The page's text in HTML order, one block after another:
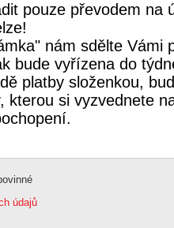
pouze převodem na
nám sdělte Vámi
bude vyřízena do
platby složenkou,
kterou si vyzvednete
údajů